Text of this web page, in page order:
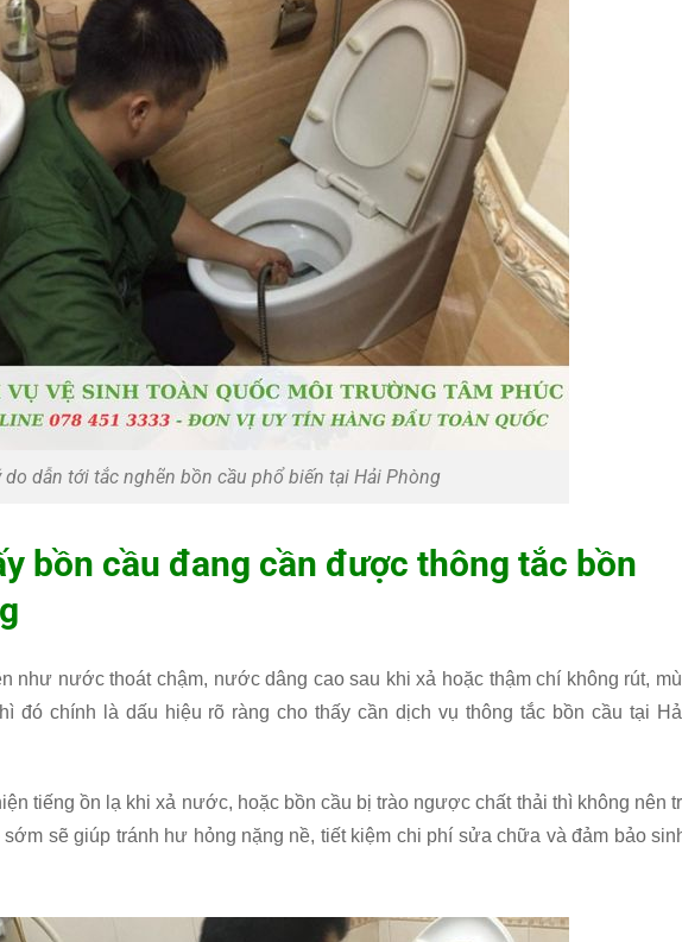
do dẫn tới tắc nghẽn bồn cầu phổ biến tại Hải Phòng
bồn cầu đang cần được thông tắc bồn
như nước thoát chậm, nước dâng cao sau khi xả hoặc thậm chí không rút,
đó chính là dấu hiệu rõ ràng cho thấy cần dịch vụ thông tắc bồn cầu tại
tiếng ồn lạ khi xả nước, hoặc bồn cầu bị trào ngược chất thải thì không nên
sẽ giúp tránh hư hỏng nặng nề, tiết kiệm chi phí sửa chữa và đảm bảo